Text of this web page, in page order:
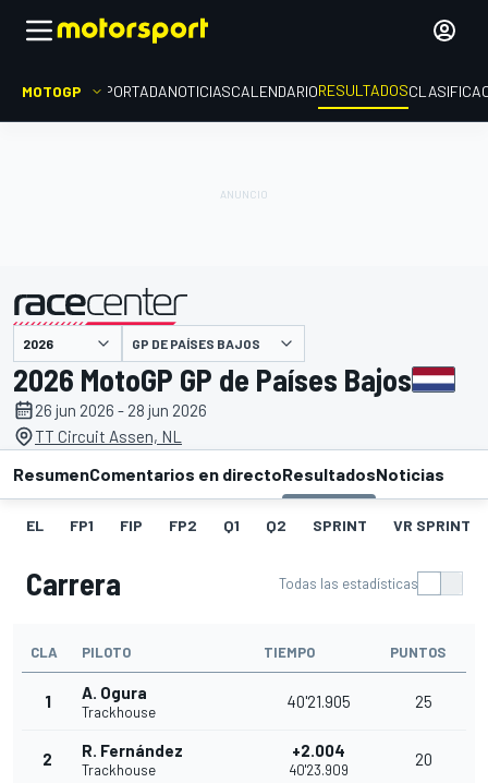
MOTOGP PORTADANOTICIASCALENDARIORESULTADOS
presentado por GP DE PAÍSES BAJOS
2026 MotoGP GP de Países Bajos
26 jun 2026 - 28 jun 2026
TT Circuit Assen, NL
ResumenComentarios en directoResultadosNoticias
EL FP1 FIP FP2 Q1 Q2 SPRINT VR SPRINT
Carrera Todas las estadísticas
CLA PILOTO TIEMPO PUNTOS
1 A. Ogura
Trackhouse
40'21.905 25
2 R. Fernández
Trackhouse
+2.004
40'23.909
20